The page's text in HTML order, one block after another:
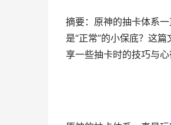
摘要：原神的抽卡体系
是“正常”的小保底？这
享一些抽卡时的技巧与